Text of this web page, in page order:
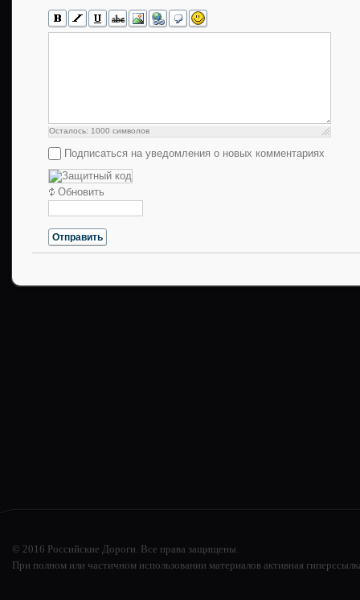
Осталось: 1000 символов
Подписаться на уведомления о новых комментариях
Обновить
Отправить
© 2016 Российские Дороги. Все права защищены.
При полном или частичном использовании материалов активная